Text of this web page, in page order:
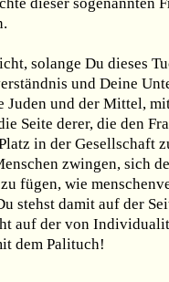
solange Du dieses
und Deine
Juden und der Mittel,
Seite derer, die den
in der Gesellschaft
zwingen, sich
fügen, wie
stehst damit auf der
auf der von
dem Palituch!